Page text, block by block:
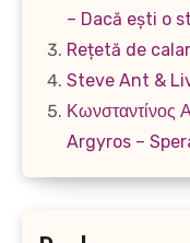
– Dacă ești o
Rețetă de
Steve Ant &
Κωνσταντίνος
Argyros –